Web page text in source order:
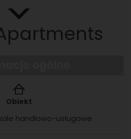
Obiekt
handlowo-usługowe